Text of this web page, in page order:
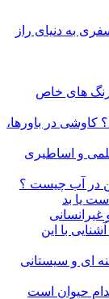
به دنیای راز
رنگ های خاص
در باورها،
و اساطیری
در آب چیست ؟
یا بد
با این
ای و سیستانی
حیوان است